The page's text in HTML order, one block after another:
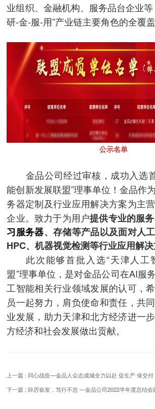
业组织、金融机构、服务品台企业等
研-金-服-用”产业链主要角色的全覆盖
公示名单
金品公司经过审核，成功入选
能创新发展联盟”理事单位！金品作
务器定制及行业应用解决方案为主
企业。致力于为用户提供专业的服务
习服务器、存储等产品以及面对人
HPC、机器视觉检测等行业应用解决
此次能够首批入选“天津人工
盟”理事单位，是对金品公司在AI服
工智能相关行业领域发展的认可，
员一起努力，肩负使命和责任，共
业发展，助力天津和北方经济进一
方经济和社会发展做出贡献。
上一篇 : 同心战疫—金品人众志成城全力以赴 促生产 保交付
下一篇 : 踔厉奋发，笃行不怠 —金品公司2022半年度总结会